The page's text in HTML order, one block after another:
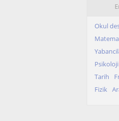
Okul
Psikoloji
Tarih
Fizik